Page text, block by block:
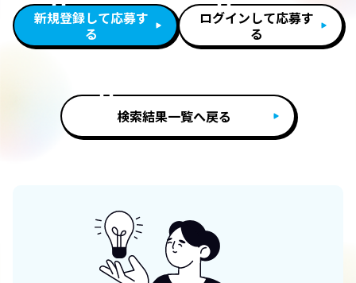
新規登録して応募す
る
ログインして応募す
る
検索結果一覧へ戻る